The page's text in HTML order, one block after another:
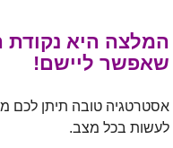
המלצה היא
שאפשר ליישם!
אסטרטגיה טובה תיתן לכם
לעשות בכל מצב.